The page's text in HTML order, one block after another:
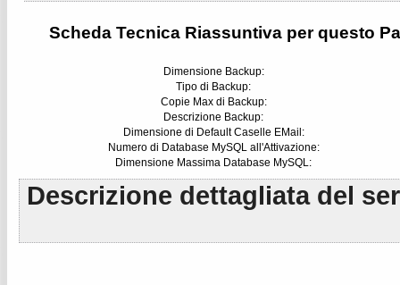
Scheda Tecnica Riassuntiva per questo
Dimensione Backup:
Tipo di Backup:
Copie Max di Backup:
Descrizione Backup:
Dimensione di Default Caselle EMail:
Numero di Database MySQL all'Attivazione:
Dimensione Massima Database MySQL:
Descrizione dettagliata del